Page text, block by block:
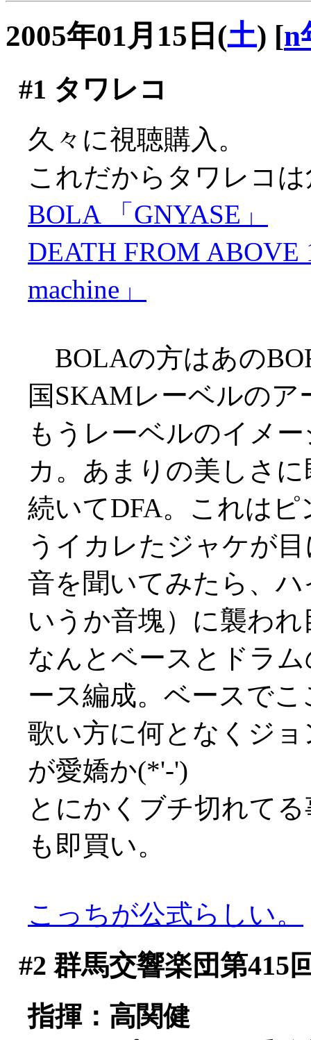
2005年01月15日(土) [n
#1 タワレコ
久々に視聴購入。
これだからタワレコ
BOLA 「GNYASE」
DEATH FROM ABOVE
machine」
BOLAの方はあの
国SKAMレーベルのア
もうレーベルのイメ
カ。あまりの美しさ
続いてDFA。これは
うイカレたジャケが
音を聞いてみたら、
いうか音塊）に襲わ
なんとベースとドラ
ース編成。ベースで
歌い方に何となくジ
が愛嬌か(*'-')
とにかくブチ切れて
も即買い。
こっちが公式らしい。
#2 群馬交響楽団第415
指揮：高関健